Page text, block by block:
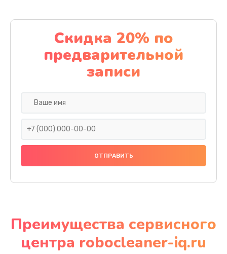
Скидка 20% по
предварительной
записи
Преимущества сервисного
центра robocleaner-iq.ru